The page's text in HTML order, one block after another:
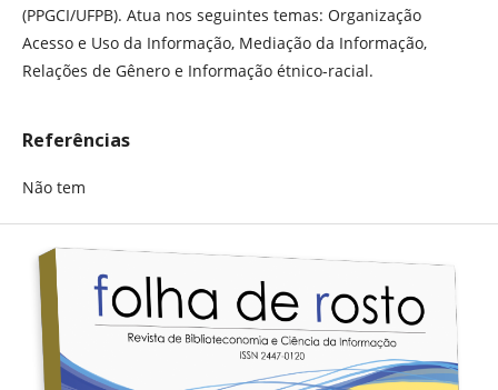
(PPGCI/UFPB). Atua nos seguintes temas: Organização
Acesso e Uso da Informação, Mediação da Informação,
Relações de Gênero e Informação étnico-racial.
Referências
Não tem